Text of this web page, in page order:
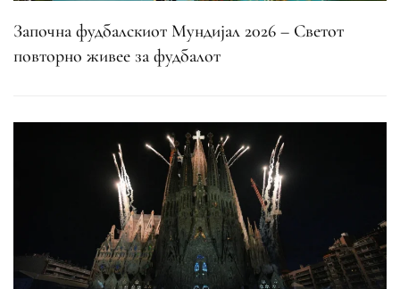
Започна фудбалскиот Мундијал 2026 – Светот
повторно живее за фудбалот